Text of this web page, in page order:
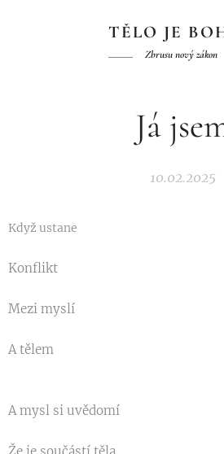
TĚLO JE
Zbrusu nový zákon
Já
10.02.2025
Když ustane
Konflikt
Mezi myslí
A tělem
A mysl si uvědomí